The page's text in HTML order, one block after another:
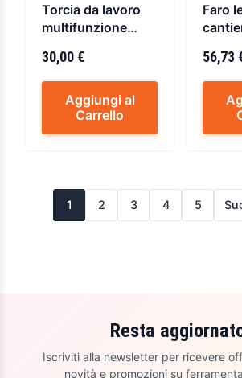
Torcia da lavoro
multifunzione
30,00 €
Aggiungi al
Carrello
Faro
56,73
1 2 3 4 5
Resta
Iscriviti alla newsletter per ricevere
novità e promozioni su